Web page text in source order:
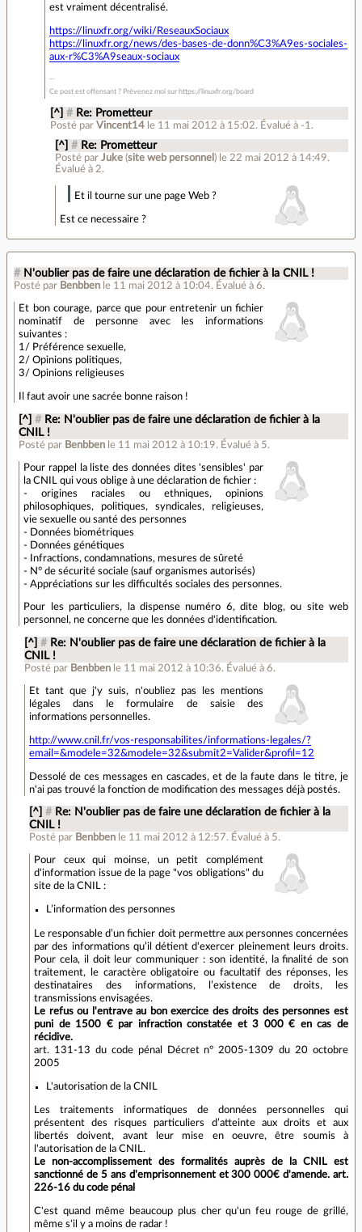
est vraiment décentralisé.
https://linuxfr.org/wiki/ReseauxSociaux
https://linuxfr.org/news/des-bases-de-donn%C3%A9es-sociales-
aux-r%C3%A9seaux-sociaux
Ce post est offensant ? Prévenez moi sur https://linuxfr.org/board
[^] # Re: Prometteur
Posté par Vincent14 le 11 mai 2012 à 15:02. Évalué à -1 .
[^] # Re: Prometteur
Posté parJuke (site web personnel ) le 22 mai 2012 à 14:49.
Évalué à 2.
Et il tourne sur une page Web ?
Est ce necessaire ?
# N'oublier pas de faire une déclaration de fichier à la CNIL !
Posté par Benbben le 11 mai 2012 à 10:04. Évalué à 6.
Et bon courage, parce que pour entretenir un fichier
nominatif de personne avec les informations
suivantes :
1/ Préférence sexuelle,
2/ Opinions politiques,
3/ Opinions religieuses
Il faut avoir une sacrée bonne raison !
[^] # Re: N'oublier pas de faire une déclaration de fichier à la
CNIL !
Posté par Benbben le 11 mai 2012 à 10:19. Évalué à 5.
Pour rappel la liste des données dites 'sensibles' par
la CNIL qui vous oblige à une déclaration de fichier :
- origines raciales ou ethniques, opinions
philosophiques, politiques, syndicales, religieuses,
vie sexuelle ou santé des personnes
- Données biométriques
- Données génétiques
- Infractions, condamnations, mesures de sûreté
- N° de sécurité sociale (sauf organismes autorisés)
- Appréciations sur les difficultés sociales des personnes.
Pour les particuliers, la dispense numéro 6, dite blog, ou site web
personnel, ne concerne que les données d'identification.
[^] # Re: N'oublier pas de faire une déclaration de fichier à la
CNIL !
Posté par Benbben le 11 mai 2012 à 10:36. Évalué à 6.
Et tant que j'y suis, n'oubliez pas les mentions
légales dans le formulaire de saisie des
informations personnelles.
http://www.cnil.fr/vos-responsabilites/informations-legales/?
email=&modele=32&modele=32&submit2=Valider&profil=12
Dessolé de ces messages en cascades, et de la faute dans le titre, je
n'ai pas trouvé la fonction de modification des messages déjà postés.
[^] # Re: N'oublier pas de faire une déclaration de fichier à la
CNIL !
Posté par Benbben le 11 mai 2012 à 12:57. Évalué à 5.
Pour ceux qui moinse, un petit complément
d'information issue de la page "vos obligations" du
site de la CNIL :
L’information des personnes
Le responsable d’un fichier doit permettre aux personnes concernées
par des informations qu’il détient d'exercer pleinement leurs droits.
Pour cela, il doit leur communiquer : son identité, la finalité de son
traitement, le caractère obligatoire ou facultatif des réponses, les
destinataires des informations, l’existence de droits, les
transmissions envisagées.
Le refus ou l'entrave au bon exercice des droits des personnes est
puni de 1500 € par infraction constatée et 3 000 € en cas de
récidive.
art. 131-13 du code pénal Décret n° 2005-1309 du 20 octobre
2005
L'autorisation de la CNIL
Les traitements informatiques de données personnelles qui
présentent des risques particuliers d’atteinte aux droits et aux
libertés doivent, avant leur mise en oeuvre, être soumis à
l'autorisation de la CNIL.
Le non-accomplissement des formalités auprès de la CNIL est
sanctionné de 5 ans d'emprisonnement et 300 000€ d'amende. art.
226-16 du code pénal
C'est quand même beaucoup plus cher qu'un feu rouge de grillé,
même s'il y a moins de radar !